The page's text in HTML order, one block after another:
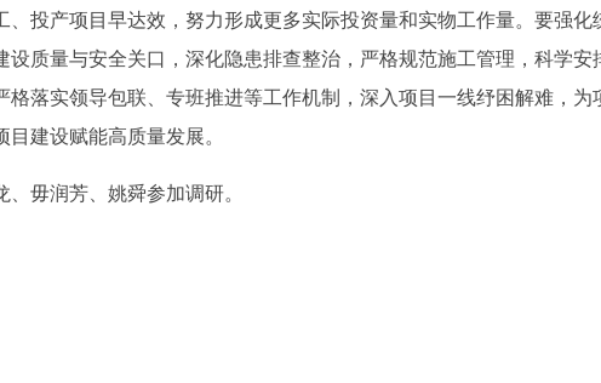
、投产项目早达效，努力形成更多实际投资量和实物工作量。要强
设质量与安全关口，深化隐患排查整治，严格规范施工管理，科学安
格落实领导包联、专班推进等工作机制，深入项目一线纾困解难，
建设赋能高质量发展。
毋润芳、姚舜参加调研。